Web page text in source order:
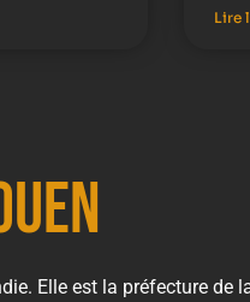
Lire
Elle est la préfecture de